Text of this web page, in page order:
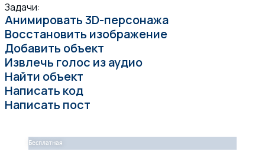
Задачи:
Анимировать 3D-персонажа
Восстановить изображение
Добавить объект
Извлечь голос из аудио
Найти объект
Написать код
Написать пост
Бесплатная